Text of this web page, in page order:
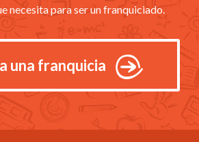
necesita para ser un franquiciado.
una franquicia